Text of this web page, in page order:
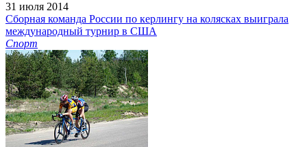
31 июля 2014
Сборная команда России по керлингу на колясках выиграла
международный турнир в США
Спорт